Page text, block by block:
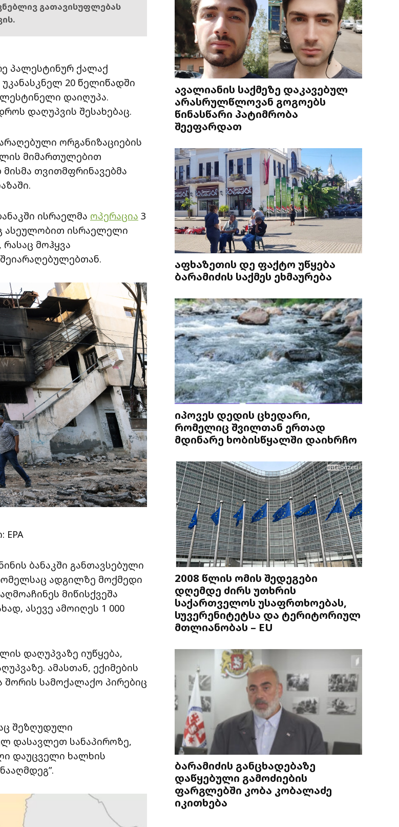
გათავისუფლებას
პალესტინურ ქალაქ
20 წელიწადში
დაიღუპა.
დაღუპვის შესახებაც.
ორგანიზაციების
მიმართულებით
თვითმფრინავებმა
ისრაელმა ოპერაცია 3
ასეულობით ისრაელელი
მოჰყვა
EPA
ბანაკში განთავსებული
ადგილზე მოქმედი
მიწისქვეშა
ასევე ამოიღეს 1 000
დაღუპვაზე იუწყება,
ამასთან, ექიმების
სამოქალაქო პირებიც
შეზღუდული
დასავლეთ სანაპიროზე,
დაუცველი ხალხის
ავალიანის საქმეზე დაკავებულ
არასრულწლოვან გოგოებს
წინასწარი პატიმრობა
შეეფარდათ
აფხაზეთის დე ფაქტო უწყება
ბარამიძის საქმეს ეხმაურება
იპოვეს დედის ცხედარი,
რომელიც შვილთან ერთად
მდინარე ხობისწყალში დაიხრჩო
2008 წლის ომის შედეგები
დღემდე ძირს უთხრის
საქართველოს უსაფრთხოებას,
სუვერენიტეტსა და ტერიტორიულ
მთლიანობას – EU
ბარამიძის განცხადებაზე
დაწყებული გამოძიების
ფარგლებში კობა კობალაძე
იკითხება